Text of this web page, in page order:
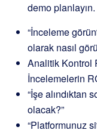
demo
“İnceleme
olarak nasıl
Analitik Kontrol
İncelemelerin
“İşe alındıktan
olacak?”
“Platformunuz